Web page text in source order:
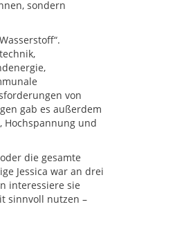
sondern
von
gab es außerdem
Hochspannung und
die gesamte
Jessica war an drei
interessiere sie
sinnvoll nutzen –